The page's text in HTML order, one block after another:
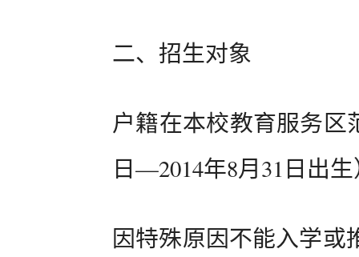
二、招生对象
户籍在本校教育服务区
日—2014年8月31日出
因特殊原因不能入学或